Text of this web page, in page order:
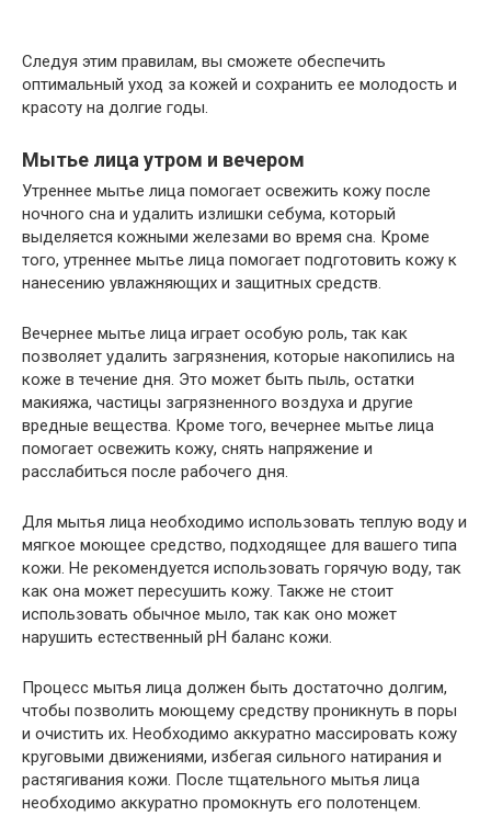
Следуя этим правилам, вы сможете обеспечить
оптимальный уход за кожей и сохранить ее молодость и
красоту на долгие годы.
Мытье лица утром и вечером
Утреннее мытье лица помогает освежить кожу после
ночного сна и удалить излишки себума, который
выделяется кожными железами во время сна. Кроме
того, утреннее мытье лица помогает подготовить кожу к
нанесению увлажняющих и защитных средств.
Вечернее мытье лица играет особую роль, так как
позволяет удалить загрязнения, которые накопились на
коже в течение дня. Это может быть пыль, остатки
макияжа, частицы загрязненного воздуха и другие
вредные вещества. Кроме того, вечернее мытье лица
помогает освежить кожу, снять напряжение и
расслабиться после рабочего дня.
Для мытья лица необходимо использовать теплую воду и
мягкое моющее средство, подходящее для вашего типа
кожи. Не рекомендуется использовать горячую воду, так
как она может пересушить кожу. Также не стоит
использовать обычное мыло, так как оно может
нарушить естественный pH баланс кожи.
Процесс мытья лица должен быть достаточно долгим,
чтобы позволить моющему средству проникнуть в поры
и очистить их. Необходимо аккуратно массировать кожу
круговыми движениями, избегая сильного натирания и
растягивания кожи. После тщательного мытья лица
необходимо аккуратно промокнуть его полотенцем.